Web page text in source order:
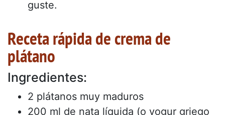
guste.
Receta rápida de crema de
plátano
Ingredientes:
2 plátanos muy maduros
200 ml de nata líquida (o yogur griego